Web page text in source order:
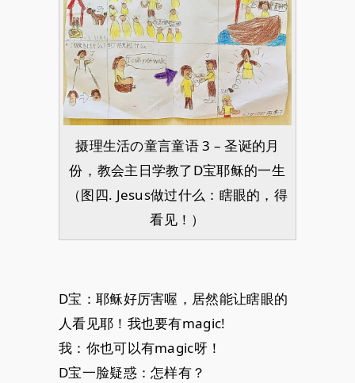
摄理生活の童言童语 3 – 圣诞的月
份，教会主日学教了D宝耶稣的一生
（图四. Jesus做过什么：瞎眼的，得
看见！）
D宝：耶稣好厉害喔，居然能让瞎眼的
人看见耶！我也要有magic!
我：你也可以有magic呀！
D宝一脸疑惑：怎样有？